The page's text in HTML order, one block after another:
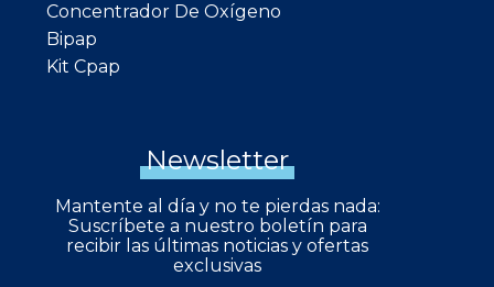
Concentrador De Oxígeno
Bipap
Kit Cpap
Newsletter
Mantente al día y no te pierdas nada:
Suscríbete a nuestro boletín para
recibir las últimas noticias y ofertas
exclusivas